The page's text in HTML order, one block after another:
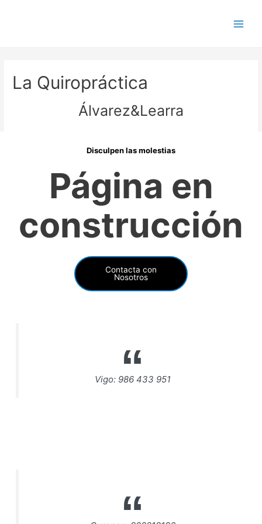
La Quiropráctica
Álvarez&Learra
Disculpen las molestias
Página en
construcción
Contacta con
Nosotros
Vigo: 986 433 951